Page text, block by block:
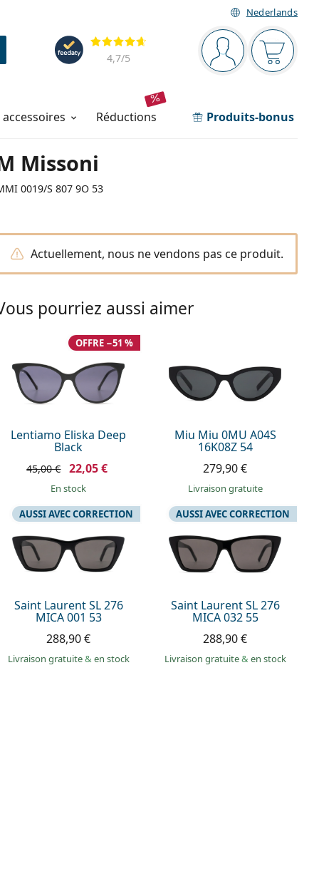
Nederlands
Barre de navigation
Vous êtesVotre
Évaluation
4,7/5
réductions Produits-bonus
Missoni
0019/S 807 9O 53
Actuellement, nous ne vendons pas ce produit.
pourriez aussi aimer
Lentiamo Eliska Deep
Black
OFFRE −51 %
45,00 € 22,05 €
en stock
Miu Miu 0MU A04S
16K08Z 54
279,90 €
Livraison gratuite
Saint Laurent SL 276
MICA 001 53
AUSSI AVEC CORRECTION
288,90 €
Livraison gratuite& en stock
Saint Laurent SL 276
MICA 032 55
AUSSI AVEC CORRECTION
288,90 €
Livraison gratuite& en stock